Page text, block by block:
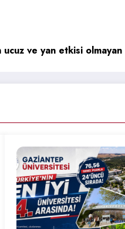
ve yan etkisi